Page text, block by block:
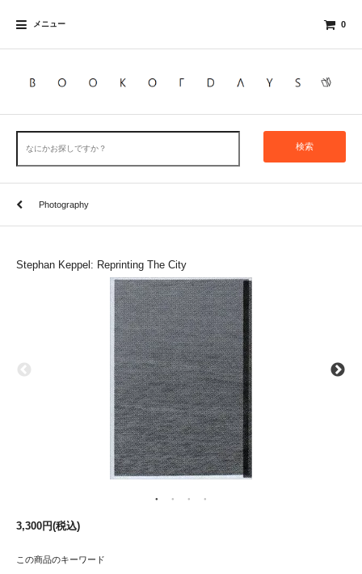
メニュー 0
検索
Photography
Stephan Keppel: Reprinting The City
3,300円(税込)
この商品のキーワード